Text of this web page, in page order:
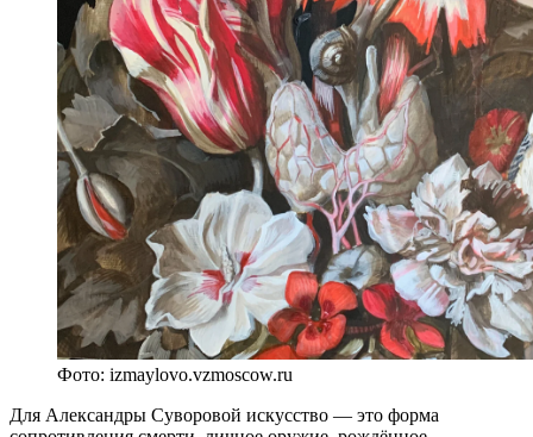
Фото: izmaylovo.vzmoscow.ru
Для Александры Суворовой искусство — это форма